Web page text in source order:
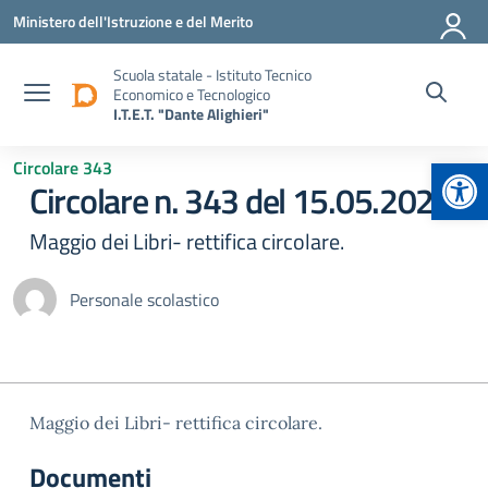
Vai ai contenuti
Vai al menu di navigazione
Vai al footer
Ministero dell'Istruzione e del Merito
Scuola statale - Istituto Tecnico
Economico e Tecnologico
I.T.E.T. "Dante Alighieri"
Circolare 343
Circolare n. 343 del 15.05.2026
Maggio dei Libri- rettifica circolare.
Personale scolastico
Maggio dei Libri- rettifica circolare.
Documenti